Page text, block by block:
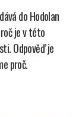
do Hodolan
je v této
Odpověď je
proč.